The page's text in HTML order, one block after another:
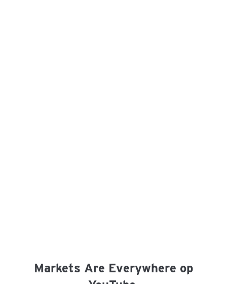
Markets Are Everywhere op